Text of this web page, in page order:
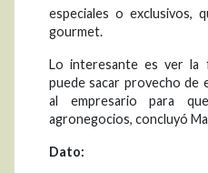
especiales o exclusivos,
gourmet.
Lo interesante es ver
puede sacar provecho de
al empresario para
agronegocios, concluyó
Dato: